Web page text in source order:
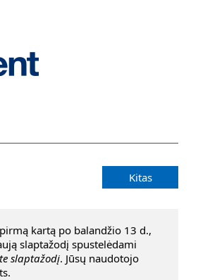
Kitas
kartą po balandžio 13 d.,
slaptažodį spustelėdami
slaptažodį. Jūsų naudotojo